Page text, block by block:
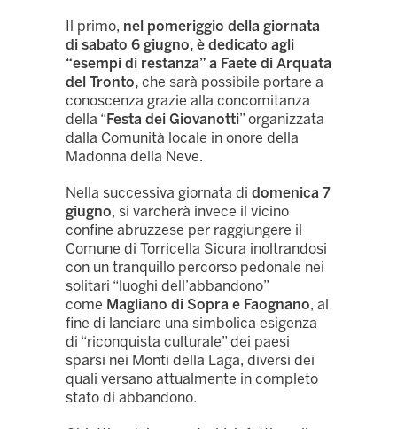
Il primo, nel pomeriggio della giornata
di sabato 6 giugno, è dedicato agli
“esempi di restanza” a Faete di Arquata
del Tronto, che sarà possibile portare a
conoscenza grazie alla concomitanza
della “Festa dei Giovanotti” organizzata
dalla Comunità locale in onore della
Madonna della Neve.
Nella successiva giornata di domenica 7
giugno, si varcherà invece il vicino
confine abruzzese per raggiungere il
Comune di Torricella Sicura inoltrandosi
con un tranquillo percorso pedonale nei
solitari “luoghi dell’abbandono”
come Magliano di Sopra e Faognano, al
fine di lanciare una simbolica esigenza
di “riconquista culturale” dei paesi
sparsi nei Monti della Laga, diversi dei
quali versano attualmente in completo
stato di abbandono.